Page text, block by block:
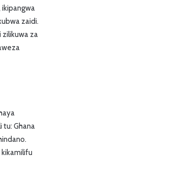
ikipangwa
zaidi.
zilikuwa za
tu: Ghana